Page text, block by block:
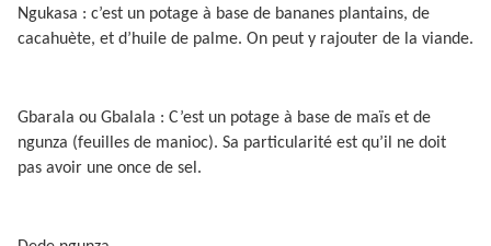
Ngukasa : c’est un potage à base de bananes plantains, de
cacahuète, et d’huile de palme. On peut y rajouter de la viande.
Gbarala ou Gbalala : C’est un potage à base de maïs et de
ngunza (feuilles de manioc). Sa particularité est qu’il ne doit
pas avoir une once de sel.